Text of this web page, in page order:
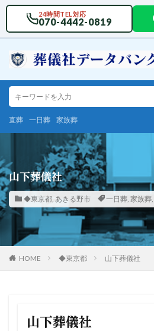
24時間TEL対応
070-4442-0819
直葬 一日葬 家族葬
山下葬儀社
◆東京都, あきる野市 一日葬, 家族葬,
HOME ◆東京都 山下葬儀社
山下葬儀社